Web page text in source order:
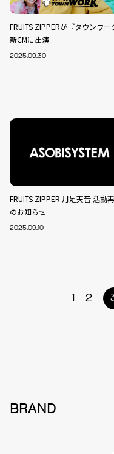
FRUITS ZIPPERが『タウンワー
新CMに出演
2025.09.30
FRUITS ZIPPER 月足天音 活動
のお知らせ
2025.09.10
1 2
BRAND